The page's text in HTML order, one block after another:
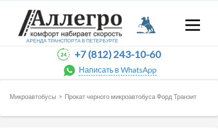
АРЕНДА ТРАНСПОРТА В ПЕТЕРБУРГЕ
+7 (812) 243-10-60
Написать в WhatsApp
Микроавтобусы > Прокат черного микроавтобуса Форд Транзит